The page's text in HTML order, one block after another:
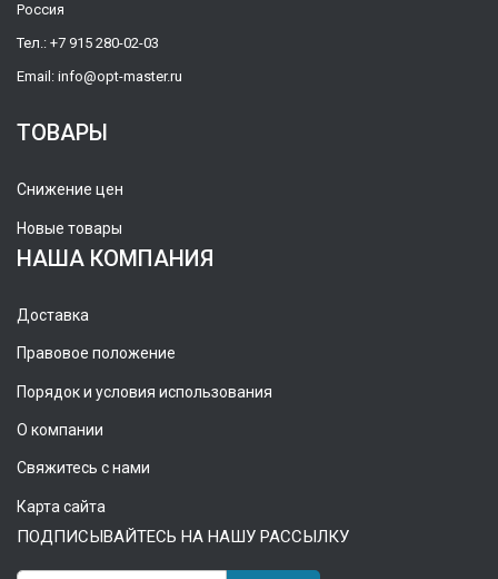
Россия
Тел.: +7 915 280-02-03
Email: info@opt-master.ru
ТОВАРЫ
Снижение цен
Новые товары
НАША КОМПАНИЯ
Доставка
Правовое положение
Порядок и условия использования
О компании
Свяжитесь с нами
Карта сайта
ПОДПИСЫВАЙТЕСЬ НА НАШУ РАССЫЛКУ